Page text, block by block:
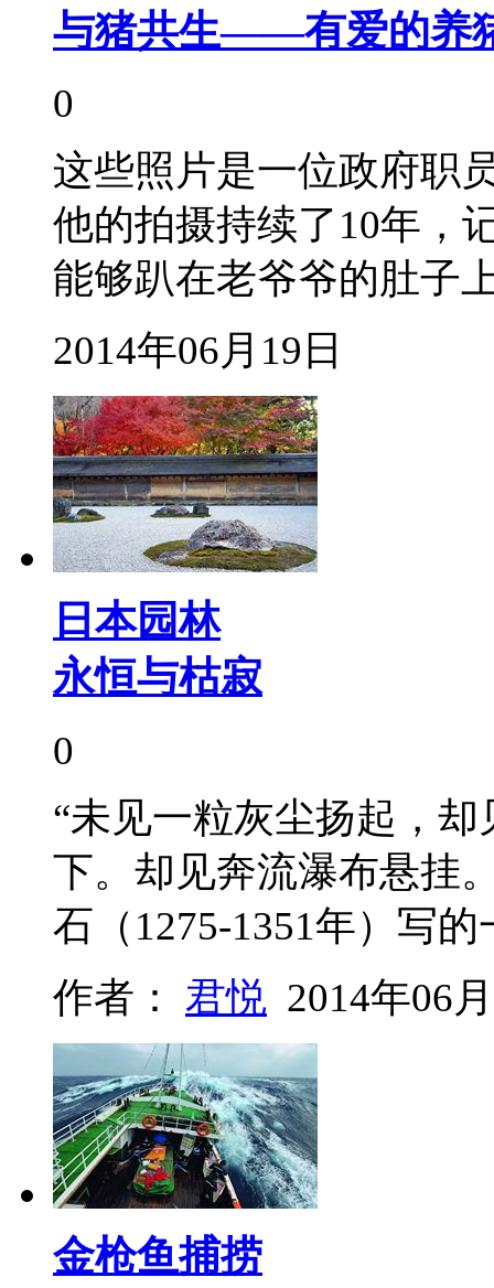
与猪共生——有爱的养
0
这些照片是一位政府职
他的拍摄持续了10年，
能够趴在老爷爷的肚
2014年06月19日
日本园林
永恒与枯寂
0
“未见一粒灰尘扬起，
下。却见奔流瀑布悬挂
石（1275-1351年）写
作者： 君悦 2014年06
金枪鱼捕捞